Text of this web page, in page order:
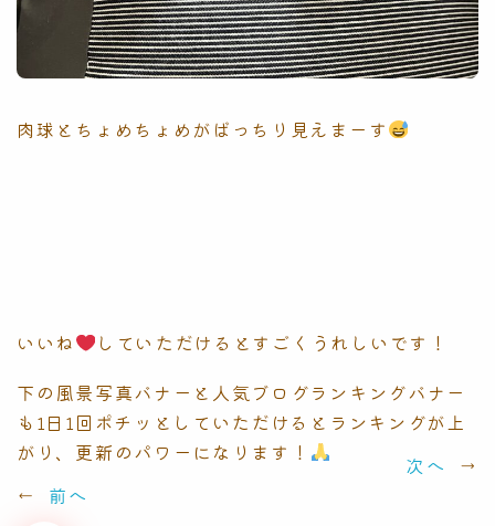
肉球とちょめちょめがばっちり見えまーす
いいね
していただけるとすごくうれしいです！
下の風景写真バナーと人気ブログランキングバナー
も1日1回ポチッとしていただけるとランキングが上
がり、更新のパワーになります！
次へ
→
←
前へ